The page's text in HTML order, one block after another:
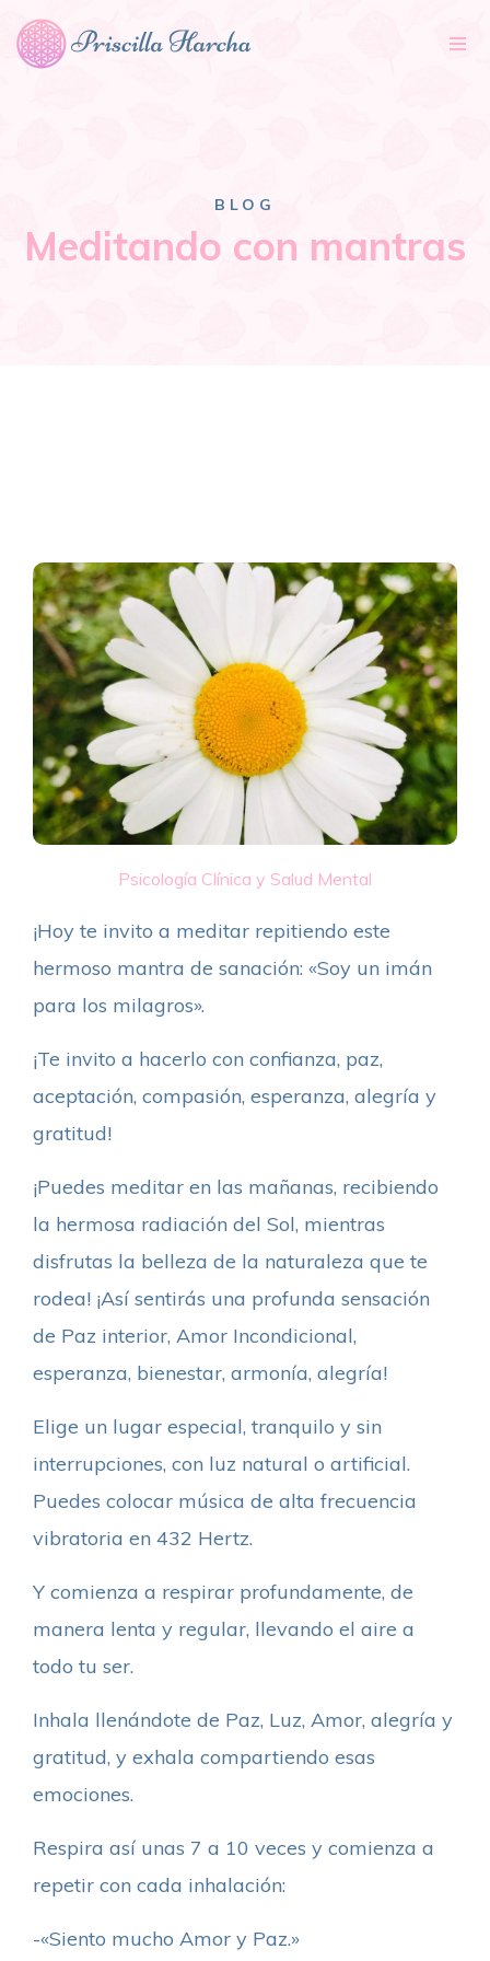
BLOG
Meditando con mantras
Psicología Clínica y Salud Mental
¡Hoy te invito a meditar repitiendo este
hermoso mantra de sanación: «Soy un imán
para los milagros».
¡Te invito a hacerlo con confianza, paz,
aceptación, compasión, esperanza, alegría y
gratitud!
¡Puedes meditar en las mañanas, recibiendo
la hermosa radiación del Sol, mientras
disfrutas la belleza de la naturaleza que te
rodea! ¡Así sentirás una profunda sensación
de Paz interior, Amor Incondicional,
esperanza, bienestar, armonía, alegría!
Elige un lugar especial, tranquilo y sin
interrupciones, con luz natural o artificial.
Puedes colocar música de alta frecuencia
vibratoria en 432 Hertz.
Y comienza a respirar profundamente, de
manera lenta y regular, llevando el aire a
todo tu ser.
Inhala llenándote de Paz, Luz, Amor, alegría y
gratitud, y exhala compartiendo esas
emociones.
Respira así unas 7 a 10 veces y comienza a
repetir con cada inhalación:
-«Siento mucho Amor y Paz.»